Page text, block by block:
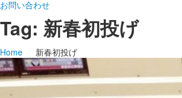
お問い合わせ
Tag: 新春初投げ
Home 新春初投げ